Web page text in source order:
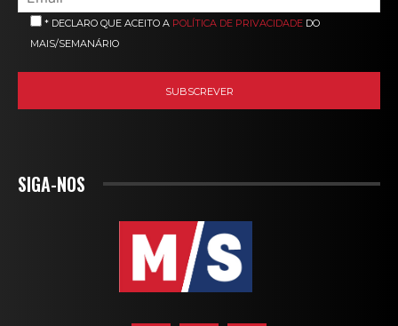
* DECLARO QUE ACEITO A POLÍTICA DE PRIVACIDADE DO
MAIS/SEMANÁRIO
SIGA-NOS